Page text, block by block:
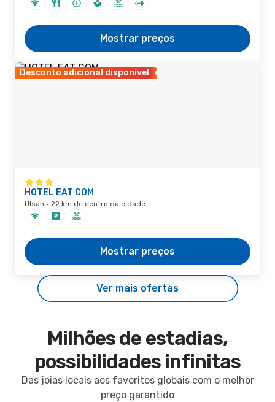
Mostrar preços
Desconto adicional disponível
HOTEL EAT COM
Ulsan · 22 km de centro da cidade
Mostrar preços
Ver mais ofertas
Milhões de estadias,
possibilidades infinitas
Das joias locais aos favoritos globais com o melhor
preço garantido